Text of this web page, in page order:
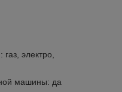
электро,
машины: да